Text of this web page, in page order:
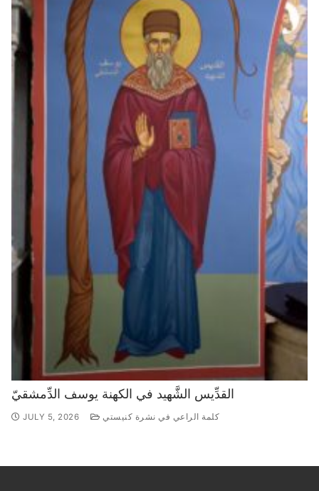
القدِّيس الشَّهيد في الكهنة يوسف الدِّمشقيّ
JULY 5, 2026 كلمة الراعي في نشرة كنيستي